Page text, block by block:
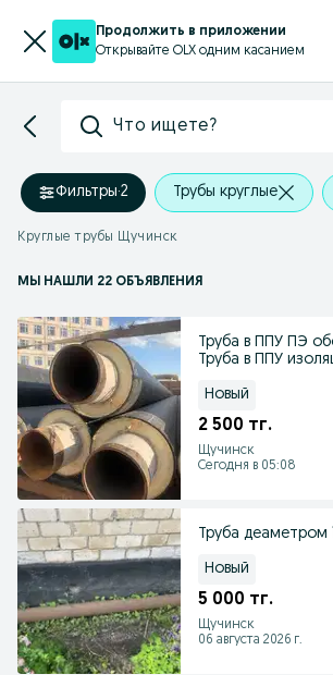
Продолжить в приложении
Открывайте OLX одним касанием
Что ищете?
Фильтры·2 Трубы круглые
Круглые трубы Щучинск
МЫ НАШЛИ 22 ОБЪЯВЛЕНИЯ
Труба в ППУ ПЭ
Труба в ППУ
Новый
2 500 тг.
Щучинск
Сегодня в 05:08
Труба деаметром
Новый
5 000 тг.
Щучинск
06 августа 2026 г.